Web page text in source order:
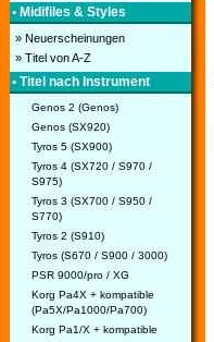
• Midifiles & Styles
» Neuerscheinungen
» Titel von A-Z
• Titel nach Instrument
Genos 2 (Genos)
Genos (SX920)
Tyros 5 (SX900)
Tyros 4 (SX720 / S970 /
S975)
Tyros 3 (SX700 / S950 /
S770)
Tyros 2 (S910)
Tyros (S670 / S900 / 3000)
PSR 9000/pro / XG
Korg Pa4X + kompatible
(Pa5X/Pa1000/Pa700)
Korg Pa1/X + kompatible